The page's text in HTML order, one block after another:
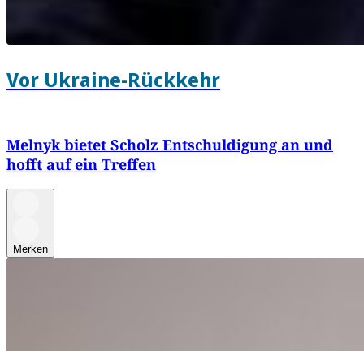
Vor Ukraine-Rückkehr
Melnyk bietet Scholz Entschuldigung an und
hofft auf ein Treffen
Merken